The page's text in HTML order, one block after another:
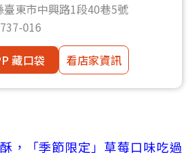
臺東市中興路1段40巷5號
016
藏口袋
看店家資訊
，「季節限定」草莓口味吃過